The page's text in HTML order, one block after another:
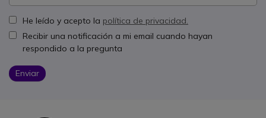
He leído y acepto la política de privacidad.
Recibir una notificación a mi email cuando hayan
respondido a la pregunta
Enviar